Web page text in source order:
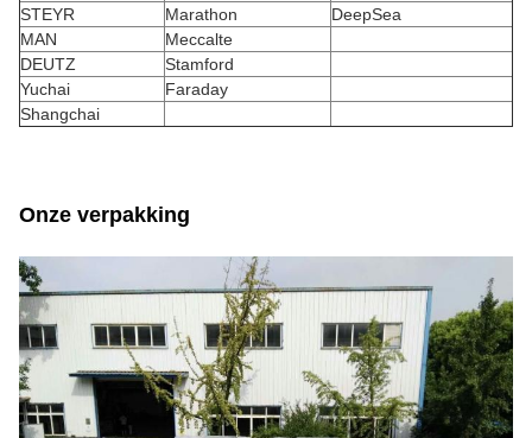
STEYR
Marathon
DeepSea
MAN
Meccalte
DEUTZ
Stamford
Yuchai
Faraday
Shangchai
Onze verpakking